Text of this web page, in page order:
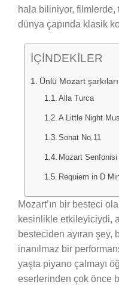
hala biliniyor, filmlerde,
dünya çapında klasik
İÇİNDEKİLER
Ünlü Mozart şarkıları
Alla Turca
A Little Night
Sonat No.11
Mozart Senfonisi
Requiem in D
Mozart’ın bir besteci
kesinlikle etkileyiciydi,
besteciden ayıran şey,
inanılmaz bir
yaşta piyano çalmayı
eserlerinden çok önce